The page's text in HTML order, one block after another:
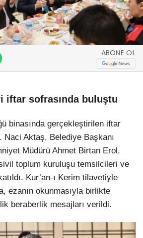
ABONE OL
iftar sofrasında buluştu
binasında gerçekleştirilen iftar
Naci Aktaş, Belediye Başkanı
Müdürü Ahmet Birtan Erol,
toplum kuruluşu temsilcileri ve
Kur’an-ı Kerim tilavetiyle
ezanın okunmasıyla birlikte
beraberlik mesajları verildi.